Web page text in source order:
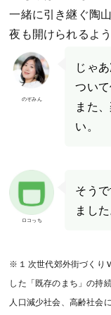
一緒に引き継ぐ陶
夜も開けられるよ
のぞみん
じゃ
つい
また
い。
ロコっち
そう
ました
※１ 次世代郊外街づくり
した「既存のまち」の持
人口減少社会、高齢社会